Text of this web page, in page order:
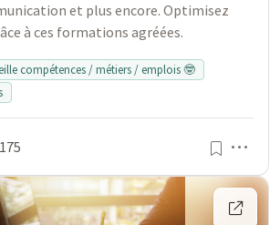
et plus encore. Optimisez
à ces formations agréées.
compétences / métiers / emplois 🤓
175